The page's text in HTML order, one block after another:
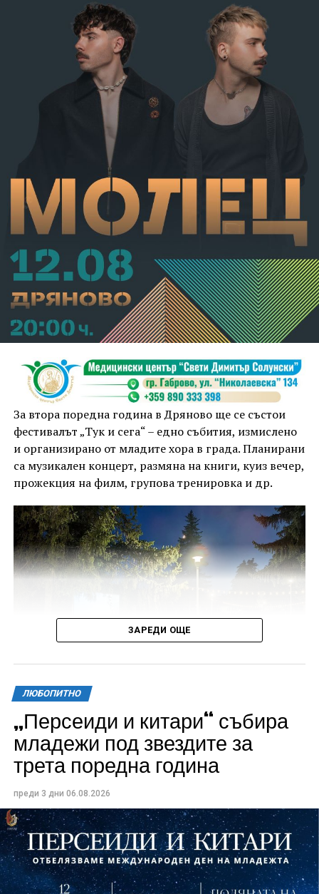
За втора поредна година в Дряново ще се състои
фестивалът „Тук и сега“ – едно събития, измислено
и организирано от младите хора в града. Планирани
са музикален концерт, размяна на книги, куиз вечер,
прожекция на филм, групова тренировка и др.
Всички събития ще се проведат в парк „Максим
Райкович“, срещу часовниковата кула, с вход
свободен. Програмата ще започне на 12 август с
изпълнители GoGo, Toria, ZoV & Vakavliev.
ЗАРЕДИ ОЩЕ
ЛЮБОПИТНО
„Персеиди и китари“ събира
младежи под звездите за
трета поредна година
преди 3 дни 06.08.2026